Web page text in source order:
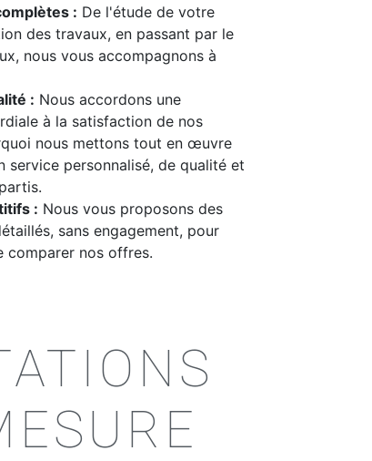
: De l'étude de votre
des travaux, en passant par le
nous vous accompagnons à
: Nous accordons une
à la satisfaction de nos
nous mettons tout en œuvre
service personnalisé, de qualité et
: Nous vous proposons des
sans engagement, pour
comparer nos offres.